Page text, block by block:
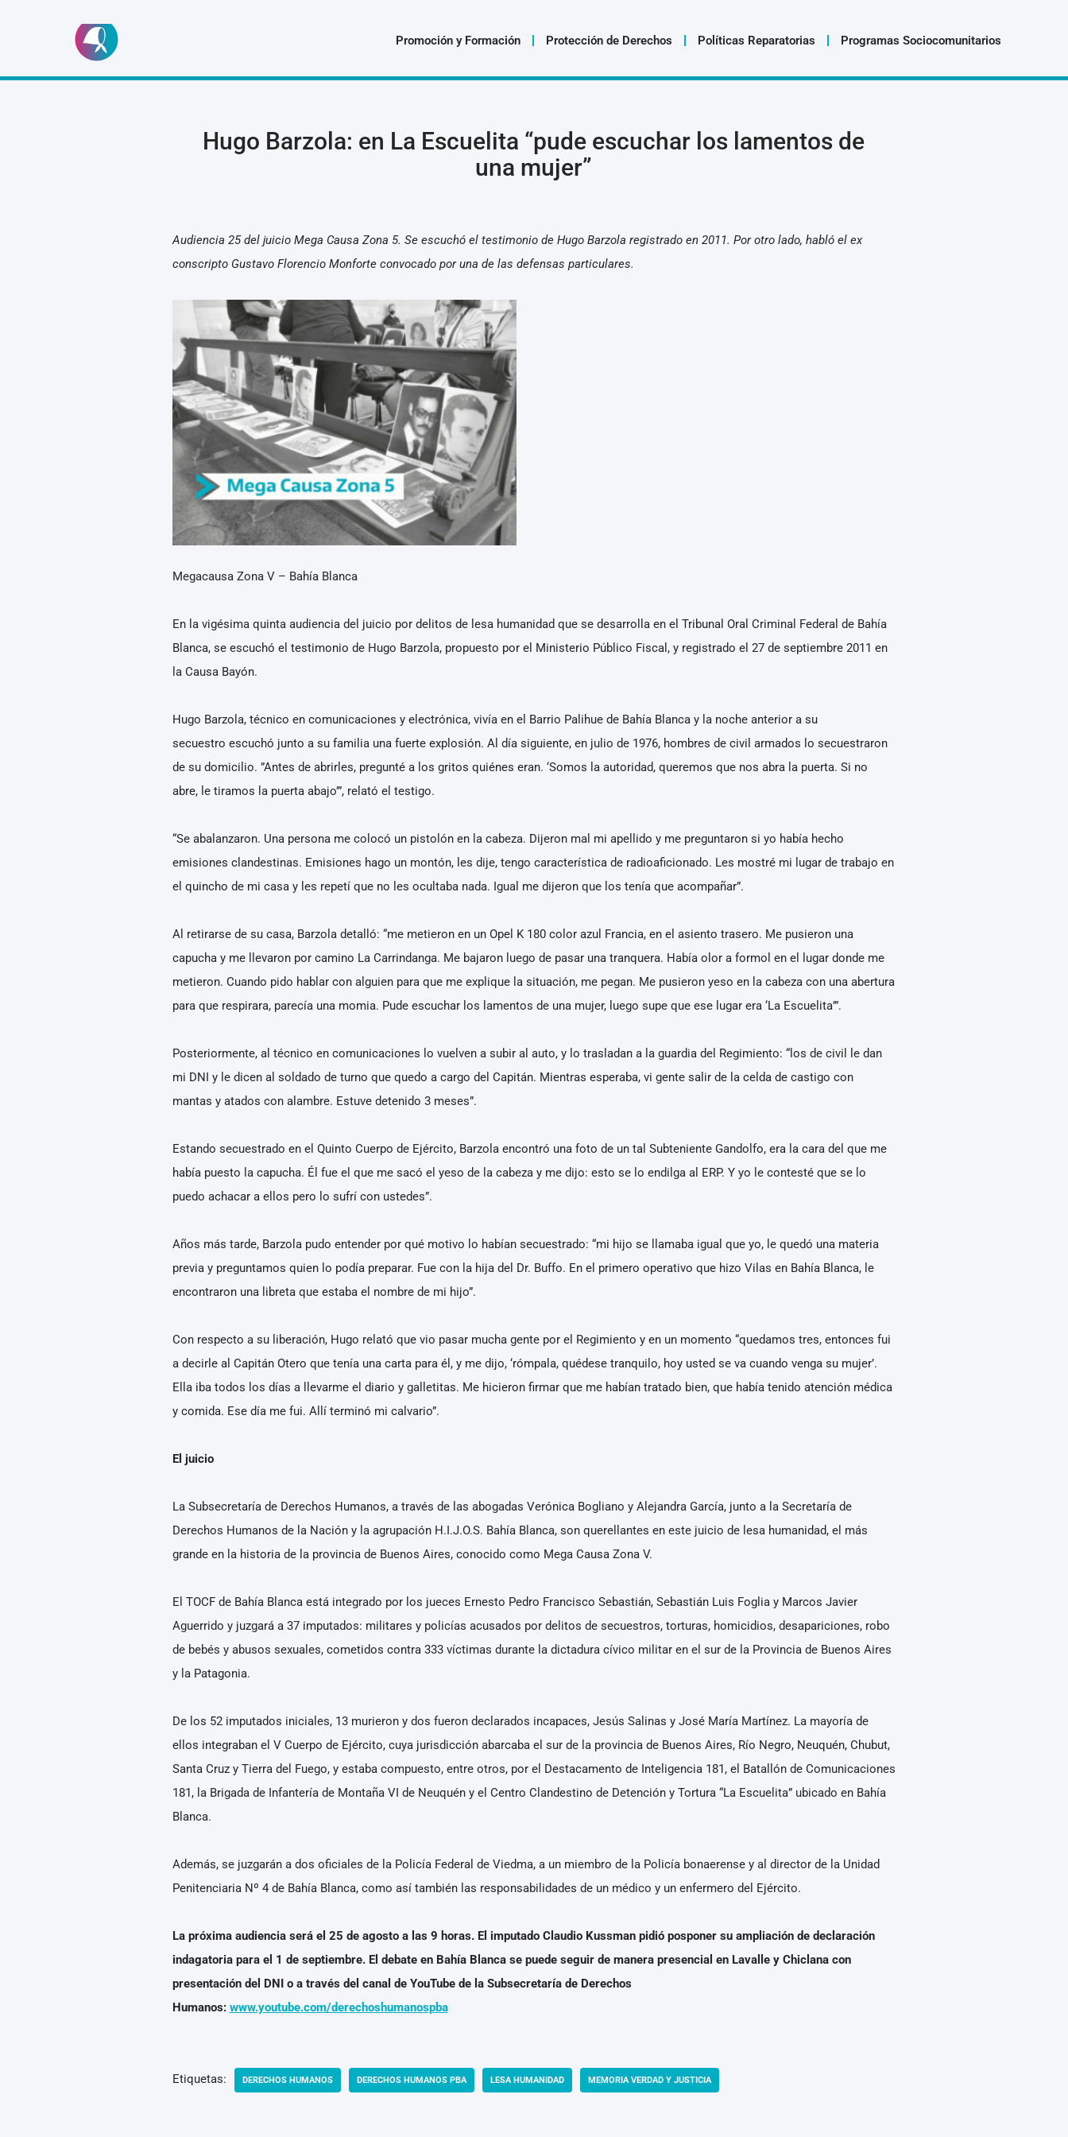
Promoción y Formación Protección de Derechos Políticas Reparatorias Programas Sociocomunitarios
Hugo Barzola: en La Escuelita “pude escuchar los lamentos de
una mujer”
Audiencia 25 del juicio Mega Causa Zona 5. Se escuchó el testimonio de Hugo Barzola registrado en 2011. Por otro lado, habló el ex
conscripto Gustavo Florencio Monforte convocado por una de las defensas particulares.
Megacausa Zona V – Bahía Blanca
En la vigésima quinta audiencia del juicio por delitos de lesa humanidad que se desarrolla en el Tribunal Oral Criminal Federal de Bahía
Blanca, se escuchó el testimonio de Hugo Barzola, propuesto por el Ministerio Público Fiscal, y registrado el 27 de septiembre 2011 en
la Causa Bayón.
Hugo Barzola, técnico en comunicaciones y electrónica, vivía en el Barrio Palihue de Bahía Blanca y la noche anterior a su
secuestro escuchó junto a su familia una fuerte explosión. Al día siguiente, en julio de 1976, hombres de civil armados lo secuestraron
de su domicilio. ”Antes de abrirles, pregunté a los gritos quiénes eran. ‘Somos la autoridad, queremos que nos abra la puerta. Si no
abre, le tiramos la puerta abajo’”, relató el testigo.
“Se abalanzaron. Una persona me colocó un pistolón en la cabeza. Dijeron mal mi apellido y me preguntaron si yo había hecho
emisiones clandestinas. Emisiones hago un montón, les dije, tengo característica de radioaficionado. Les mostré mi lugar de trabajo en
el quincho de mi casa y les repetí que no les ocultaba nada. Igual me dijeron que los tenía que acompañar”.
Al retirarse de su casa, Barzola detalló: “me metieron en un Opel K 180 color azul Francia, en el asiento trasero. Me pusieron una
capucha y me llevaron por camino La Carrindanga. Me bajaron luego de pasar una tranquera. Había olor a formol en el lugar donde me
metieron. Cuando pido hablar con alguien para que me explique la situación, me pegan. Me pusieron yeso en la cabeza con una abertura
para que respirara, parecía una momia. Pude escuchar los lamentos de una mujer, luego supe que ese lugar era ‘La Escuelita’”.
Posteriormente, al técnico en comunicaciones lo vuelven a subir al auto, y lo trasladan a la guardia del Regimiento: “los de civil le dan
mi DNI y le dicen al soldado de turno que quedo a cargo del Capitán. Mientras esperaba, vi gente salir de la celda de castigo con
mantas y atados con alambre. Estuve detenido 3 meses”.
Estando secuestrado en el Quinto Cuerpo de Ejército, Barzola encontró una foto de un tal Subteniente Gandolfo, era la cara del que me
había puesto la capucha. Él fue el que me sacó el yeso de la cabeza y me dijo: esto se lo endilga al ERP. Y yo le contesté que se lo
puedo achacar a ellos pero lo sufrí con ustedes”.
Años más tarde, Barzola pudo entender por qué motivo lo habían secuestrado: “mi hijo se llamaba igual que yo, le quedó una materia
previa y preguntamos quien lo podía preparar. Fue con la hija del Dr. Buffo. En el primero operativo que hizo Vilas en Bahía Blanca, le
encontraron una libreta que estaba el nombre de mi hijo”.
Con respecto a su liberación, Hugo relató que vio pasar mucha gente por el Regimiento y en un momento “quedamos tres, entonces fui
a decirle al Capitán Otero que tenía una carta para él, y me dijo, ‘rómpala, quédese tranquilo, hoy usted se va cuando venga su mujer’.
Ella iba todos los días a llevarme el diario y galletitas. Me hicieron firmar que me habían tratado bien, que había tenido atención médica
y comida. Ese día me fui. Allí terminó mi calvario”.
El juicio
La Subsecretaría de Derechos Humanos, a través de las abogadas Verónica Bogliano y Alejandra García, junto a la Secretaría de
Derechos Humanos de la Nación y la agrupación H.I.J.O.S. Bahía Blanca, son querellantes en este juicio de lesa humanidad, el más
grande en la historia de la provincia de Buenos Aires, conocido como Mega Causa Zona V.
El TOCF de Bahía Blanca está integrado por los jueces Ernesto Pedro Francisco Sebastián, Sebastián Luis Foglia y Marcos Javier
Aguerrido y juzgará a 37 imputados: militares y policías acusados por delitos de secuestros, torturas, homicidios, desapariciones, robo
de bebés y abusos sexuales, cometidos contra 333 víctimas durante la dictadura cívico militar en el sur de la Provincia de Buenos Aires
y la Patagonia.
De los 52 imputados iniciales, 13 murieron y dos fueron declarados incapaces, Jesús Salinas y José María Martínez. La mayoría de
ellos integraban el V Cuerpo de Ejército, cuya jurisdicción abarcaba el sur de la provincia de Buenos Aires, Río Negro, Neuquén, Chubut,
Santa Cruz y Tierra del Fuego, y estaba compuesto, entre otros, por el Destacamento de Inteligencia 181, el Batallón de Comunicaciones
181, la Brigada de Infantería de Montaña VI de Neuquén y el Centro Clandestino de Detención y Tortura “La Escuelita” ubicado en Bahía
Blanca.
Además, se juzgarán a dos oficiales de la Policía Federal de Viedma, a un miembro de la Policía bonaerense y al director de la Unidad
Penitenciaria Nº 4 de Bahía Blanca, como así también las responsabilidades de un médico y un enfermero del Ejército.
La próxima audiencia será el 25 de agosto a las 9 horas. El imputado Claudio Kussman pidió posponer su ampliación de declaración
indagatoria para el 1 de septiembre. El debate en Bahía Blanca se puede seguir de manera presencial en Lavalle y Chiclana con
presentación del DNI o a través del canal de YouTube de la Subsecretaría de Derechos
Humanos: www.youtube.com/derechoshumanospba
Etiquetas: DERECHOS HUMANOS DERECHOS HUMANOS PBA LESA HUMANIDAD MEMORIA VERDAD Y JUSTICIA